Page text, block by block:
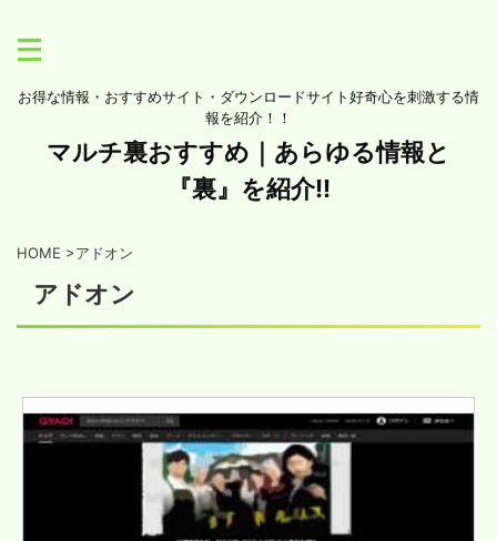
お得な情報・おすすめサイト・ダウンロードサイト好奇心を刺激する情
報を紹介！！
マルチ裏おすすめ｜あらゆる情報と
『裏』を紹介!!
HOME >アドオン
アドオン